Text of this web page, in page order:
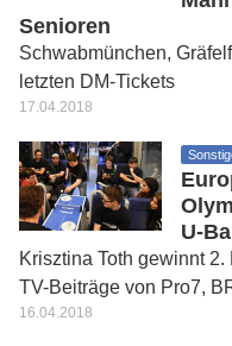
Senioren
Schwabmünchen,
letzten DM-Tickets
17.04.2018
U-
Krisztina Toth gewinnt
TV-Beiträge von Pro7,
16.04.2018